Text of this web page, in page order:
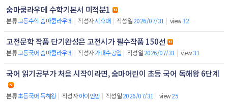
숨마쿰라우데 수학기본서 미적분1
분류고등수학 숨마쿰라우데 | 작성자시후애 | 작성일2026/07/31 | view32
고전문학 작품 단기완성은 고전시가 필수작품 150선
분류고등국어 숨마쿰라우데 | 작성자가내수공업 | 작성일2026/07/31 | view31
국어 읽기공부가 처음 시작이라면, 숨마어린이 초등 국어 독해왕 6단계
분류초등국어 독해왕 | 작성자아이언맘 | 작성일2026/07/31 | view25